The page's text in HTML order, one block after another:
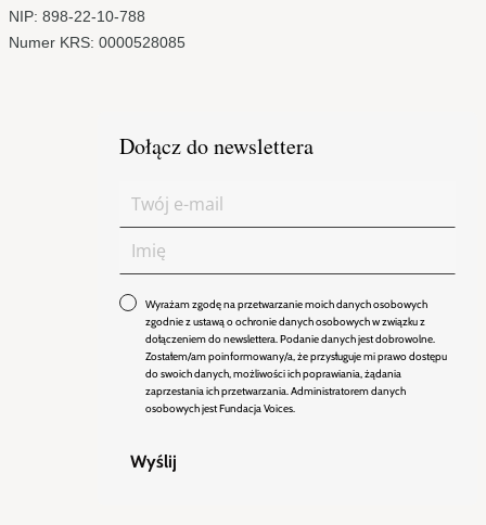
NIP: 898-22-10-788
Numer KRS: 0000528085
Dołącz do newslettera
Wyrażam zgodę na przetwarzanie moich danych osobowych
zgodnie z ustawą o ochronie danych osobowych w związku z
dołączeniem do newslettera. Podanie danych jest dobrowolne.
Zostałem/am poinformowany/a, że przysługuje mi prawo dostępu
do swoich danych, możliwości ich poprawiania, żądania
zaprzestania ich przetwarzania. Administratorem danych
osobowych jest Fundacja Voices.
Wyślij